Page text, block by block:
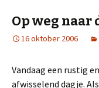
Op weg naar
16 oktober 2006
Vandaag een rustig
afwisselend dagje.